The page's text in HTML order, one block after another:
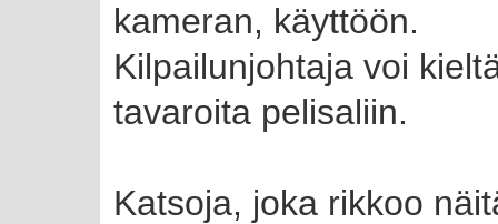
kameran, käyttöön.
Kilpailunjohtaja voi
tavaroita pelisaliin.
Katsoja, joka rikkoo